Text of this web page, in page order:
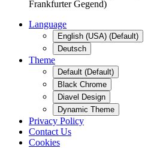
Frankfurter Gegend)
Language
English (USA) (Default)
Deutsch
Theme
Default (Default)
Black Chrome
Diavel Design
Dynamic Theme
Privacy Policy
Contact Us
Cookies